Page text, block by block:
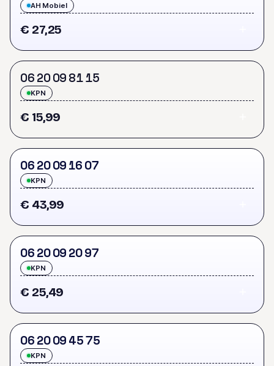
AH Mobiel
€ 27,25
06 2009 8115
KPN
€ 15,99
06 2009 16 07
KPN
€ 43,99
06 2009 2097
KPN
€ 25,49
06 2009 4575
KPN